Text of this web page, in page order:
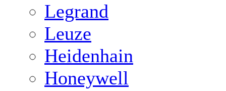
Legrand
Leuze
Heidenhain
Honeywell